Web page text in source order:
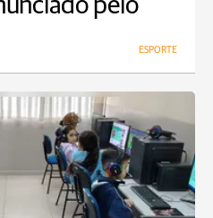
pelo
ESPORTE